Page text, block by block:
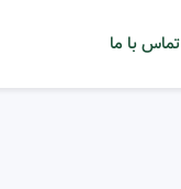
تماس با ما